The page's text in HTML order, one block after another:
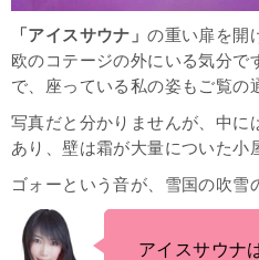
「アイスサウナ」の重い扉を
欧のコテージの外にいる気分で
で、座っている私の姿もご覧の
写真だと分かりませんが、中に
あり、壁は霜が大量についた小
ゴォーという音が、雪国の吹雪
アイスサウナ